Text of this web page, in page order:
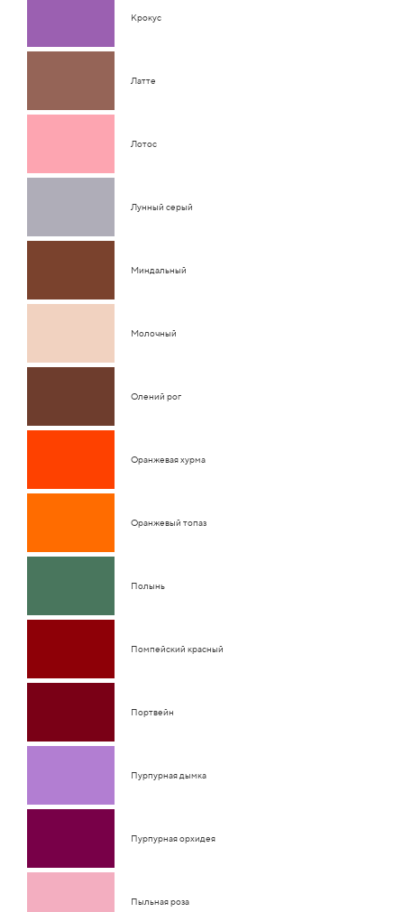
Крокус
Латте
Лотос
Лунный серый
Миндальный
Молочный
Олений рог
Оранжевая хурма
Оранжевый топаз
Полынь
Помпейский красный
Портвейн
Пурпурная дымка
Пурпурная орхидея
Пыльная роза